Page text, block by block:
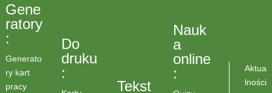
Gene
ratory
:
Generato
ry kart
pracy
Do
druku
:
Tekst
Nauk
a
online
:
Aktua
lności